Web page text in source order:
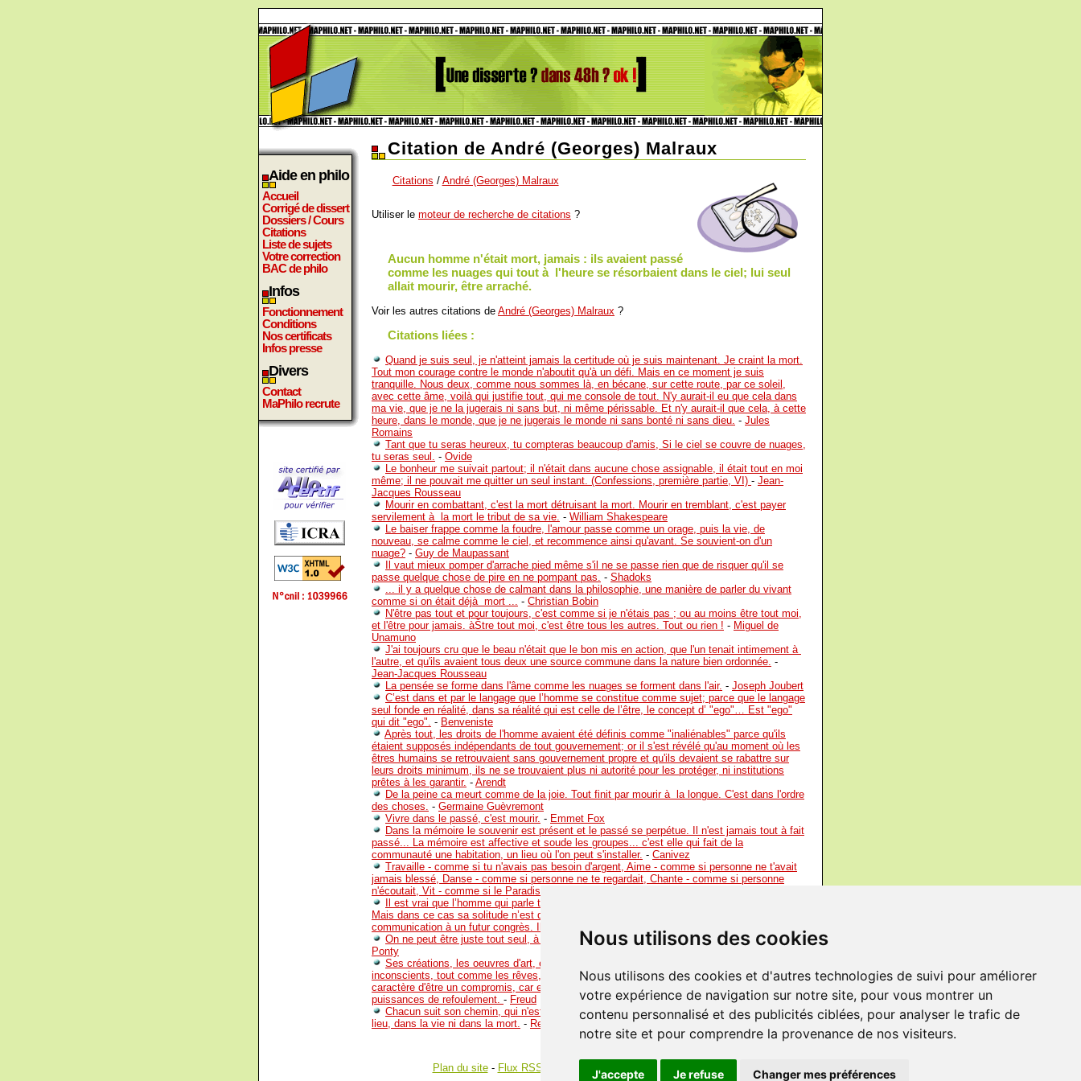
Nous utilisons des cookies
Nous utilisons des cookies et d'autres technologies de suivi pour améliorer
votre expérience de navigation sur notre site, pour vous montrer un
contenu personnalisé et des publicités ciblées, pour analyser le trafic de
notre site et pour comprendre la provenance de nos visiteurs.
J'accepte Je refuse Changer mes préférences
Aide en philo
Accueil
Corrigé de dissert
Dossiers / Cours
Citations
Liste de sujets
Votre correction
BAC de philo
Infos
Fonctionnement
Conditions
Nos certificats
Infos presse
Divers
Contact
MaPhilo recrute
Citation de André (Georges) Malraux
Citations / André (Georges) Malraux
Utiliser le moteur de recherche de citations ?
Aucun homme n'était mort, jamais : ils avaient passé
comme les nuages qui tout à l'heure se résorbaient dans le ciel; lui seul
allait mourir, être arraché.
Voir les autres citations de André (Georges) Malraux ?
Citations liées :
Quand je suis seul, je n'atteint jamais la certitude où je suis maintenant. Je craint la mort.
Tout mon courage contre le monde n'aboutit qu'à un défi. Mais en ce moment je suis
tranquille. Nous deux, comme nous sommes là, en bécane, sur cette route, par ce soleil,
avec cette âme, voilà qui justifie tout, qui me console de tout. N'y aurait-il eu que cela dans
ma vie, que je ne la jugerais ni sans but, ni même périssable. Et n'y aurait-il que cela, à cette
heure, dans le monde, que je ne jugerais le monde ni sans bonté ni sans dieu. - Jules
Romains
Tant que tu seras heureux, tu compteras beaucoup d'amis, Si le ciel se couvre de nuages,
tu seras seul. - Ovide
Le bonheur me suivait partout; il n'était dans aucune chose assignable, il était tout en moi
même; il ne pouvait me quitter un seul instant. (Confessions, première partie, VI) - Jean-
Jacques Rousseau
Mourir en combattant, c'est la mort détruisant la mort. Mourir en tremblant, c'est payer
servilement à la mort le tribut de sa vie. - William Shakespeare
Le baiser frappe comme la foudre, l'amour passe comme un orage, puis la vie, de
nouveau, se calme comme le ciel, et recommence ainsi qu'avant. Se souvient-on d'un
nuage? - Guy de Maupassant
Il vaut mieux pomper d'arrache pied même s'il ne se passe rien que de risquer qu'il se
passe quelque chose de pire en ne pompant pas. - Shadoks
... il y a quelque chose de calmant dans la philosophie, une manière de parler du vivant
comme si on était déjà mort ... - Christian Bobin
N'être pas tout et pour toujours, c'est comme si je n'étais pas ; ou au moins être tout moi,
et l'être pour jamais. àŠtre tout moi, c'est être tous les autres. Tout ou rien ! - Miguel de
Unamuno
J'ai toujours cru que le beau n'était que le bon mis en action, que l'un tenait intimement à
l'autre, et qu'ils avaient tous deux une source commune dans la nature bien ordonnée. -
Jean-Jacques Rousseau
La pensée se forme dans l'âme comme les nuages se forment dans l'air. - Joseph Joubert
C’est dans et par le langage que l’homme se constitue comme sujet; parce que le langage
seul fonde en réalité, dans sa réalité qui est celle de l’être, le concept d’ "ego"… Est "ego"
qui dit "ego". - Benveniste
Après tout, les droits de l'homme avaient été définis comme "inaliénables" parce qu'ils
étaient supposés indépendants de tout gouvernement; or il s'est révélé qu'au moment où les
êtres humains se retrouvaient sans gouvernement propre et qu'ils devaient se rabattre sur
leurs droits minimum, ils ne se trouvaient plus ni autorité pour les protéger, ni institutions
prêtes à les garantir. - Arendt
De la peine ca meurt comme de la joie. Tout finit par mourir à la longue. C'est dans l'ordre
des choses. - Germaine Guèvremont
Vivre dans le passé, c'est mourir. - Emmet Fox
Dans la mémoire le souvenir est présent et le passé se perpétue. Il n'est jamais tout à fait
passé... La mémoire est affective et soude les groupes... c'est elle qui fait de la
communauté une habitation, un lieu où l'on peut s'installer. - Canivez
Travaille - comme si tu n'avais pas besoin d'argent, Aime - comme si personne ne t'avait
jamais blessé, Danse - comme si personne ne te regardait, Chante - comme si personne
n'écoutait, Vit - comme si le Paradis était sur Terre
Il est vrai que l’homme qui parle tout seul est quelquefois un savant ou un philosophe.
Mais dans ce cas sa solitude n’est qu’apparente. Peut être prépare-t-il quelque
communication à un futur congrès. Il s’apprête donc à de nouveaux échanges.
On ne peut être juste tout seul, à l'être tout seul on cesse de l'être.-Maurice Merleau-
Ponty
Ses créations, les oeuvres d'art, étaient les satisfactions imaginaires de désirs
inconscients, tout comme les rêves, avec lesquels elles avaient d'ailleurs en commun le
caractère d'être un compromis, car elles aussi devaient éviter le conflit à découvert avec les
puissances de refoulement. - Freud
Chacun suit son chemin, qui n'est pareil à aucun autre, et personne n'aboutit au même
lieu, dans la vie ni dans la mort. - René Barjavel
Plan du site- Flux RSS Gestion des cookies